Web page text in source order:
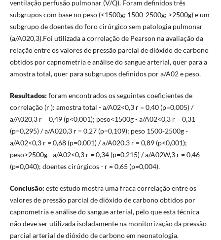
ventilação perfusão pulmonar (V/Q). Foram definidos três
subgrupos com base no peso (<1500g; 1500-2500g; >2500g) e um
subgrupo de doentes do foro cirúrgico sem patologia pulmonar
(a/A020,3).Foi utilizada a correlação de Pearson na avaliação da
relação entre os valores de pressão parcial de dióxido de carbono
obtidos por capnometria e análise do sangue arterial, quer para a
amostra total, quer para subgrupos definidos por a/A02 e peso.
Resultados: foram encontrados os seguintes coeficientes de
correlação (r ): amostra total - a/A02<0,3 r = 0,40 (p=0,005) /
a/A020,3 r = 0,49 (p<0,001); peso<1500g - a/A02<0,3 r = 0,31
(p=0,295) / a/A020,3 r = 0,27 (p=0,109); peso 1500-2500g -
a/A02<0,3 r = 0,68 (p=0,001) / a/A020,3 r = 0,89 (p<0,001);
peso>2500g - a/A02<0,3 r = 0,34 (p=0,215) / a/A02W,3 r = 0,46
(p=0,040); doentes cirúrgicos - r = 0,65 (p=0,004).
Conclusão: este estudo mostra uma fraca correlação entre os
valores de pressão parcial de dióxido de carbono obtidos por
capnometria e análise do sangue arterial, pelo que esta técnica
não deve ser utilizada isoladamente na monitorização da pressão
parcial arterial de dióxido de carbono em neonatologia.